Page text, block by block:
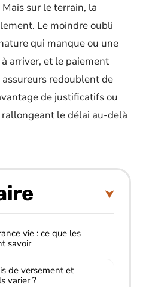
sur le terrain, la
Le moindre oubli
qui manque ou une
arriver, et le paiement
redoublent de
de justificatifs ou
le délai au-delà
vie : ce que les
savoir
de versement et
varier ?